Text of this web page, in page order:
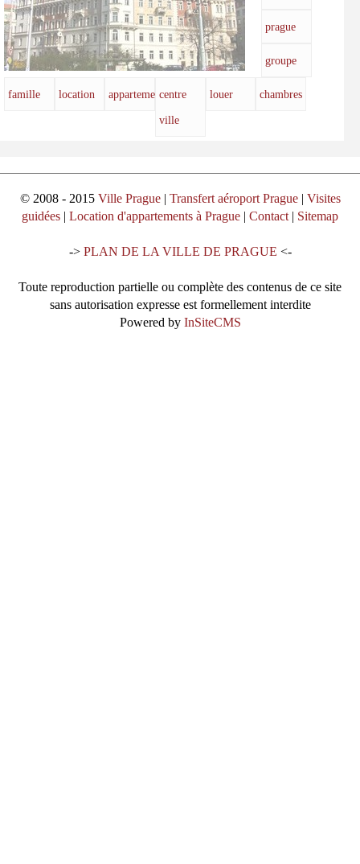
prague
groupe
famille location appartementscentre
ville
louer chambres
© 2008 - 2015 Ville Prague| Transfert aéroport Prague| Visites
guidées | Location d'appartements à Prague | Contact | Sitemap
-> PLAN DE LA VILLE DE PRAGUE <-
Toute reproduction partielle ou complète des contenus de ce site
sans autorisation expresse est formellement interdite
Powered by InSiteCMS